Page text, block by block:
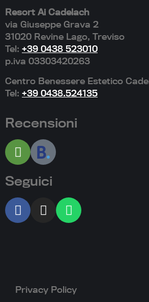
Resort Ai Cadelach
via Giuseppe Grava 2
31020 Revine Lago, Treviso
Tel: +39 0438 523010
p.iva 03303420263
Centro Benessere Estetico
Tel: +39 0438.524135
Recensioni
Seguici
Privacy Policy